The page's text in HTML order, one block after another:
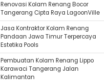
Renovasi Kolam Renang Bocor
Tangerang Cipta Raya LagoonVille
Jasa Kontraktor Kolam Renang
Pandaan Jawa Timur Terpercaya
Estetika Pools
Pembuatan Kolam Renang Lippo
Karawaci Tangerang Jalan
Kalimantan